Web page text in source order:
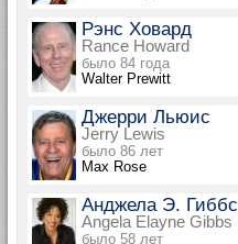
Рэнс Ховард
Rance Howard
было 84 года
Walter Prewitt
Джерри Льюис
Jerry Lewis
было 86 лет
Max Rose
Анджела Э. Гиббс
Angela Elayne Gibbs
было 58 лет